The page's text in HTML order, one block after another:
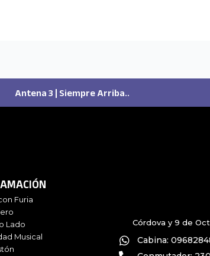
Antena 3 | Siempre Arriba..
Furia
Lado
Musical
Córdova y 9 de
Cabina: